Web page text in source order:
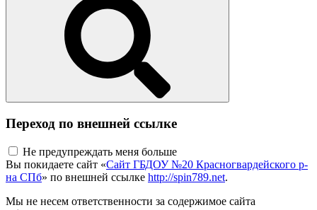
Переход по внешней ссылке
Не предупреждать меня больше
Вы покидаете сайт «Сайт ГБДОУ №20 Красногвардейского р-
на СПб» по внешней ссылке http://spin789.net.
Мы не несем ответственности за содержимое сайта